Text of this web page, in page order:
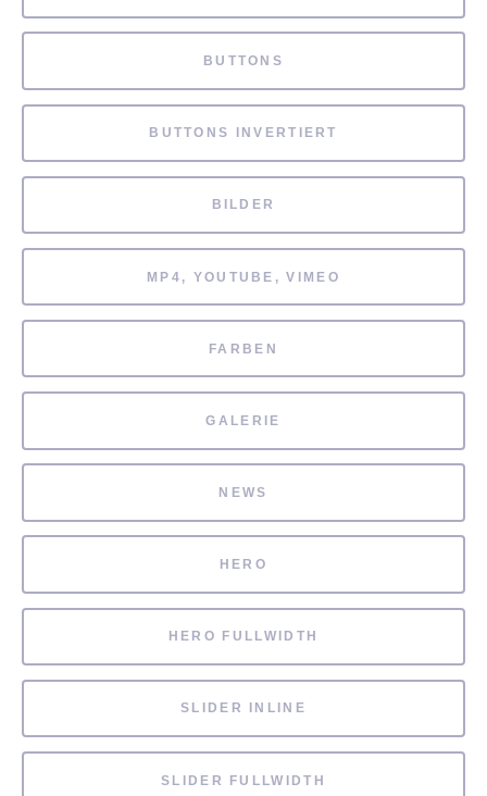
BUTTONS
BUTTONS INVERTIERT
BILDER
MP4, YOUTUBE, VIMEO
FARBEN
GALERIE
NEWS
HERO
HERO FULLWIDTH
SLIDER INLINE
SLIDER FULLWIDTH